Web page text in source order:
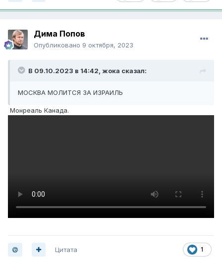
Дима Попов
Опубликовано 9 октября, 2023
В 09.10.2023 в 14:42, жока сказал:
МОСКВА МОЛИТСЯ ЗА ИЗРАИЛЬ
Монреаль Канада.
1
Цитата